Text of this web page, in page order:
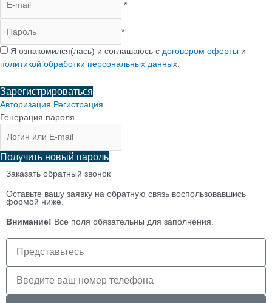
*
*
Я ознакомился(лась) и соглашаюсь с договором оферты и
политикой обработки персональных данных.
Зарегистрироваться
Авторизация Регистрация
Генерация пароля
Получить новый пароль
Заказать обратный звонок
Оставьте вашу заявку на обратную связь воспользовавшись
формой ниже.
Внимание! Все поля обязательны для заполнения.
Имя
клиента
Телефон
клиента